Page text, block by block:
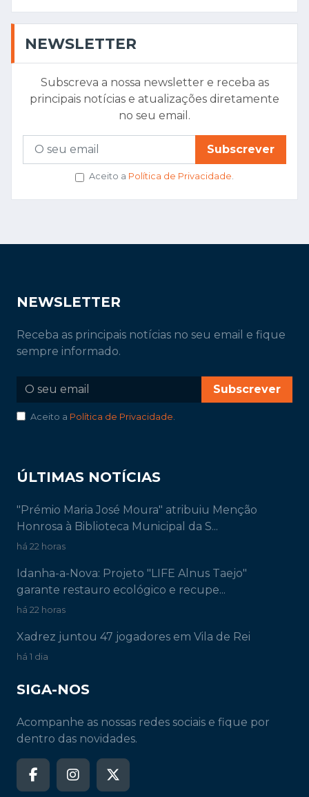
NEWSLETTER
Subscreva a nossa newsletter e receba as
principais notícias e atualizações diretamente
no seu email.
Subscrever
Aceito a Política de Privacidade
NEWSLETTER
Receba as principais notícias no seu email e fique
sempre informado.
Subscrever
Aceito a Política de Privacidade
ÚLTIMAS NOTÍCIAS
"Prémio Maria José Moura" atribuiu Menção
Honrosa à Biblioteca Municipal da S...
há 22 horas
Idanha-a-Nova: Projeto "LIFE Alnus Taejo"
garante restauro ecológico e recupe...
há 22 horas
Xadrez juntou 47 jogadores em Vila de Rei
há 1 dia
SIGA-NOS
Acompanhe as nossas redes sociais e fique por
dentro das novidades.